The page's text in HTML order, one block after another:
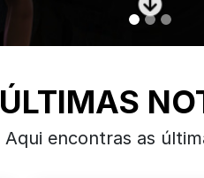
ÚLTIMAS
Aqui encontras as